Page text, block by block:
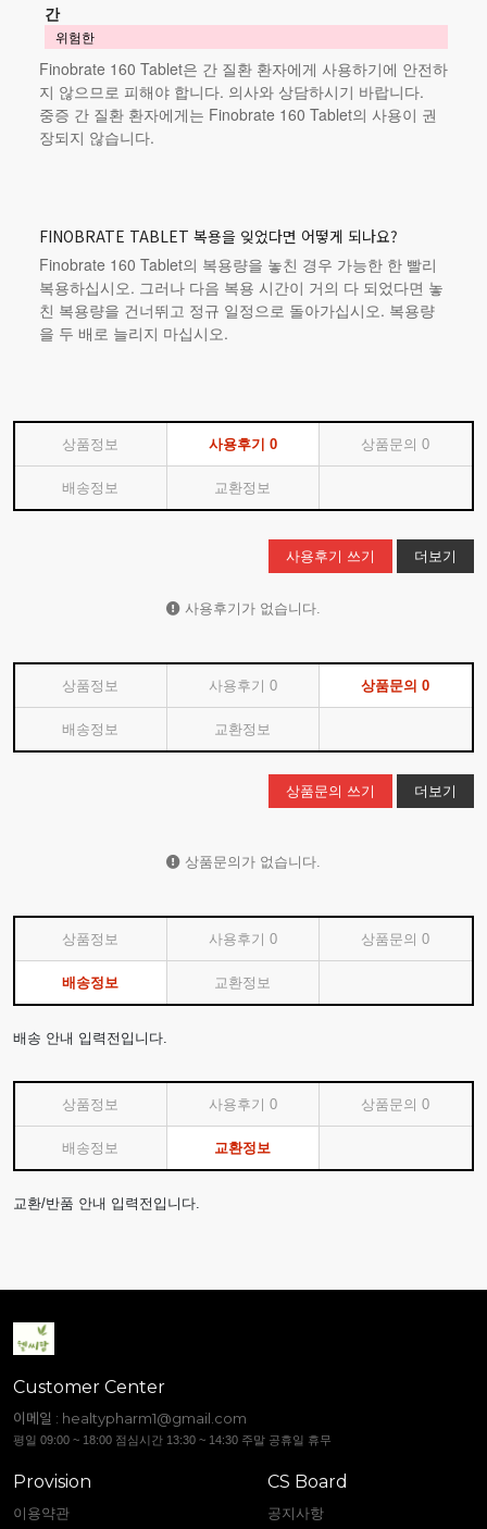
간
위험한
Finobrate 160 Tablet은 간 질환 환자에게 사용하기에 안전하
지 않으므로 피해야 합니다. 의사와 상담하시기 바랍니다.
중증 간 질환 환자에게는 Finobrate 160 Tablet의 사용이 권
장되지 않습니다.
FINOBRATE TABLET 복용을 잊었다면 어떻게 되나요?
Finobrate 160 Tablet의 복용량을 놓친 경우 가능한 한 빨리
복용하십시오. 그러나 다음 복용 시간이 거의 다 되었다면 놓
친 복용량을 건너뛰고 정규 일정으로 돌아가십시오. 복용량
을 두 배로 늘리지 마십시오.
상품정보 사용후기 0 상품문의0
배송정보 교환정보
사용후기 쓰기 더보기
사용후기가 없습니다.
상품정보 사용후기 0 상품문의0
배송정보 교환정보
상품문의 쓰기 더보기
상품문의가 없습니다.
상품정보 사용후기 0 상품문의0
배송정보 교환정보
배송 안내 입력전입니다.
상품정보 사용후기 0 상품문의0
배송정보 교환정보
교환/반품 안내 입력전입니다.
Customer Center
이메일 : healtypharm1@gmail.com
평일 09:00 ~ 18:00 점심시간 13:30 ~ 14:30 주말 공휴일 휴무
Provision
이용약관
CS Board
공지사항